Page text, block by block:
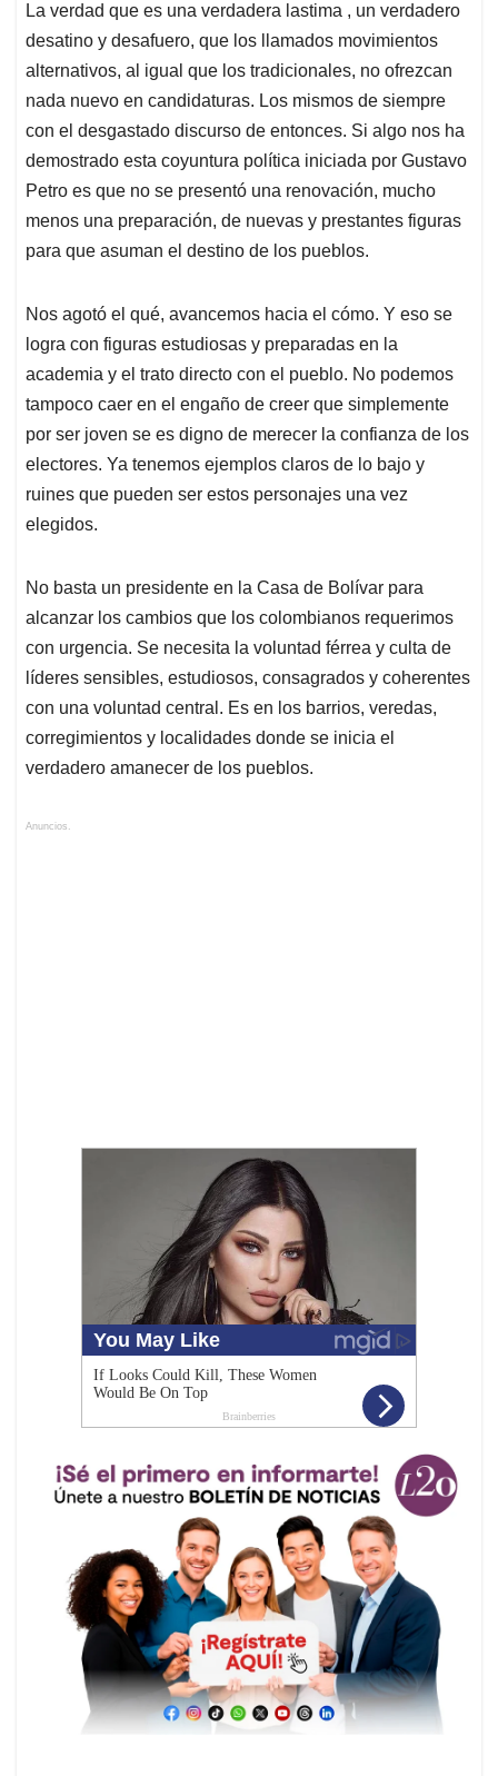
La verdad que es una verdadera lastima , un verdadero
desatino y desafuero, que los llamados movimientos
alternativos, al igual que los tradicionales, no ofrezcan
nada nuevo en candidaturas. Los mismos de siempre
con el desgastado discurso de entonces. Si algo nos ha
demostrado esta coyuntura política iniciada por Gustavo
Petro es que no se presentó una renovación, mucho
menos una preparación, de nuevas y prestantes figuras
para que asuman el destino de los pueblos.
Nos agotó el qué, avancemos hacia el cómo. Y eso se
logra con figuras estudiosas y preparadas en la
academia y el trato directo con el pueblo. No podemos
tampoco caer en el engaño de creer que simplemente
por ser joven se es digno de merecer la confianza de los
electores. Ya tenemos ejemplos claros de lo bajo y
ruines que pueden ser estos personajes una vez
elegidos.
No basta un presidente en la Casa de Bolívar para
alcanzar los cambios que los colombianos requerimos
con urgencia. Se necesita la voluntad férrea y culta de
líderes sensibles, estudiosos, consagrados y coherentes
con una voluntad central. Es en los barrios, veredas,
corregimientos y localidades donde se inicia el
verdadero amanecer de los pueblos.
Anuncios.